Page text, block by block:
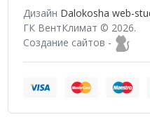
Дизайн Dalokosha web-
ГК ВентКлимат © 2026.
Создание сайтов -